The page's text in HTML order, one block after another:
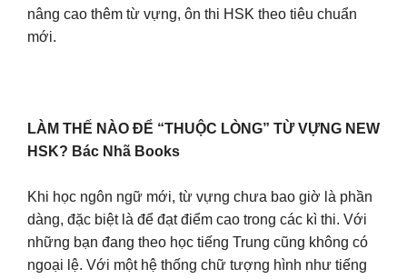
nâng cao thêm từ vựng, ôn thi HSK theo tiêu chuẩn
mới.
LÀM THẾ NÀO ĐỂ “THUỘC LÒNG” TỪ VỰNG NEW
HSK? Bác Nhã Books
Khi học ngôn ngữ mới, từ vựng chưa bao giờ là phần
dàng, đặc biệt là để đạt điểm cao trong các kì thi. Với
những bạn đang theo học tiếng Trung cũng không có
ngoại lệ. Với một hệ thống chữ tượng hình như tiếng